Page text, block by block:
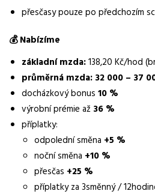
32 000 - 37 000 Kč
Směny
třísměnný provoz
Pracovní doba
6:00-14:00, 14:00-22:00, 22:00-6:00,
Forma práce
práce na pracovišti
Vzdělání
Základní
přesčasy pouze po předchozím
💰 Nabízíme
základní mzda:138,20 Kč/hod
průměrná mzda: 32 000 – 37
docházkový bonus 10 %
výrobní prémie až 36 %
příplatky:
odpolední směna +5 %
noční směna +10 %
přesčas +25 %
příplatky za 3směnný /